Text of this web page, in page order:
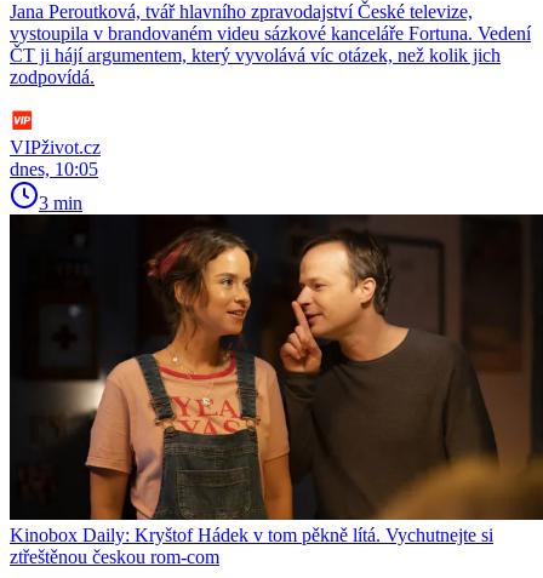
Jana Peroutková, tvář hlavního zpravodajství České televize,
vystoupila v brandovaném videu sázkové kanceláře Fortuna. Vedení
ČT ji hájí argumentem, který vyvolává víc otázek, než kolik jich
zodpovídá.
VIPživot.cz
dnes, 10:05
3 min
Kinobox Daily: Kryštof Hádek v tom pěkně lítá. Vychutnejte si
ztřeštěnou českou rom-com